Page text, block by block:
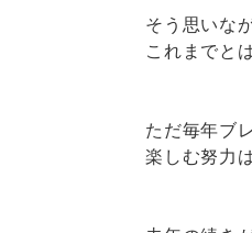
そう思いな
これまでと
ただ毎年ブ
楽しむ努力